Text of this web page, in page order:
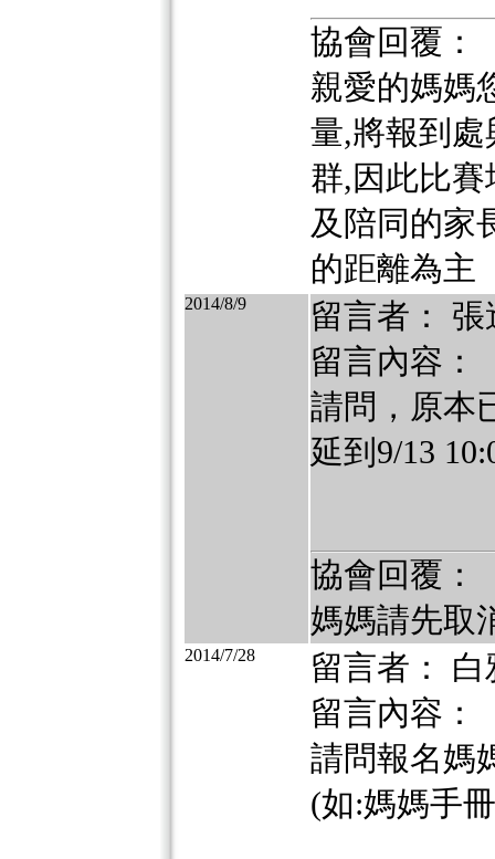
協會回覆：
親愛的媽媽
量,將報到
群,因此比
及陪同的家
的距離為主
2014/8/9
留言者： 張
留言內容：
請問，原本
延到9/13
協會回覆：
媽媽請先取
2014/7/28
留言者： 白
留言內容：
請問報名媽
(如:媽媽手